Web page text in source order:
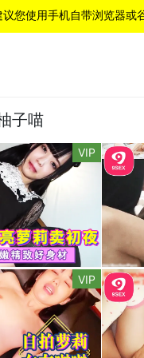
您使用手机自带浏览器或
子喵
VIP
VIP